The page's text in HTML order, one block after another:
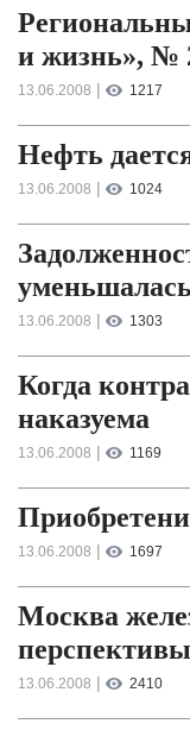
и жизнь», №
13.06.2008 | 1217
Нефть
13.06.2008 | 1024
уменьшалась
13.06.2008 | 1303
Когда
наказуема
13.06.2008 | 1169
13.06.2008 | 1697
Москва
перспективы
13.06.2008 | 2410